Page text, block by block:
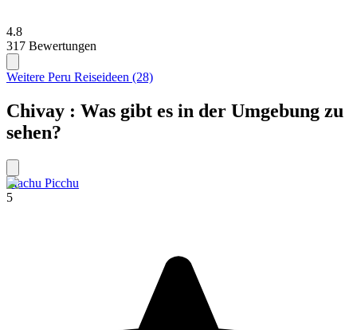
4.8
317 Bewertungen
Weitere Peru Reiseideen (28)
Chivay : Was gibt es in der Umgebung zu
sehen?
Machu Picchu
5